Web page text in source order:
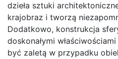
dzieła sztuki
krajobraz i tworzą
Dodatkowo, konstrukcja
doskonałymi
być zaletą w przypadku